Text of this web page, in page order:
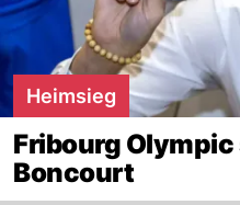
Heimsieg
Fribourg Olympic
Boncourt